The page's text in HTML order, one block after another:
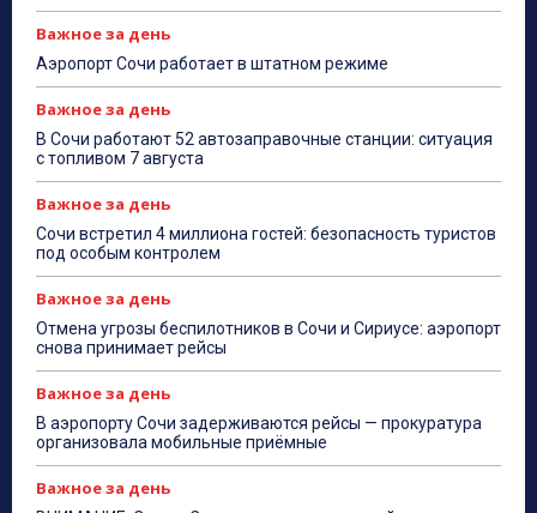
Важное за день
Аэропорт Сочи работает в штатном режиме
Важное за день
В Сочи работают 52 автозаправочные станции: ситуация
с топливом 7 августа
Важное за день
Сочи встретил 4 миллиона гостей: безопасность туристов
под особым контролем
Важное за день
Отмена угрозы беспилотников в Сочи и Сириусе: аэропорт
снова принимает рейсы
Важное за день
В аэропорту Сочи задерживаются рейсы — прокуратура
организовала мобильные приёмные
Важное за день